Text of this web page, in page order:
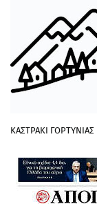
ΚΑΣΤΡΑΚΙ ΓΟΡΤΥΝΙΑΣ